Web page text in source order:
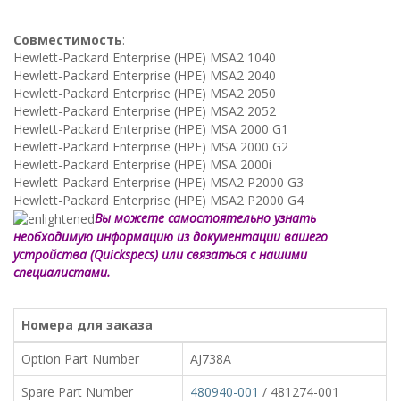
Совместимость:
Hewlett-Packard Enterprise (HPE) MSA2 1040
Hewlett-Packard Enterprise (HPE) MSA2 2040
Hewlett-Packard Enterprise (HPE) MSA2 2050
Hewlett-Packard Enterprise (HPE) MSA2 2052
Hewlett-Packard Enterprise (HPE) MSA 2000 G1
Hewlett-Packard Enterprise (HPE) MSA 2000 G2
Hewlett-Packard Enterprise (HPE) MSA 2000i
Hewlett-Packard Enterprise (HPE) MSA2 P2000 G3
Hewlett-Packard Enterprise (HPE) MSA2 P2000 G4
Вы можете самостоятельно узнать
необходимую информацию из документации вашего
устройства (Quickspecs) или связаться с нашими
специалистами.
Номера для заказа
Option Part Number
AJ738A
Spare Part Number
480940-001 / 481274-001